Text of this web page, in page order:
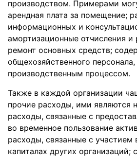
производством. Примерами
арендная плата за помещение;
информационных и
амортизационные отчисления и
ремонт основных средств;
общехозяйственного
производственным процессом.
Также в каждой организации
прочие расходы, ими являются
расходы, связанные с
во временное пользование
расходы, связанные с участием
капиталах других организаций;